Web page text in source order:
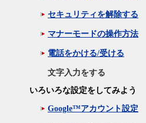
セキュリティを解除する
マナーモードの操作方法
電話をかける/受ける
文字入力をする
いろいろな設定をしてみよう
Google™アカウント設定